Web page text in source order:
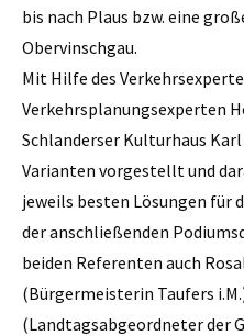
bis nach Plaus bzw. eine
Obervinschgau.
Mit Hilfe des
Verkehrsplanungsexperten
Schlanderser Kulturhaus
Varianten vorgestellt und
jeweils besten Lösungen für
der anschließenden
beiden Referenten auch
(Bürgermeisterin Taufers
(Landtagsabgeordneter der